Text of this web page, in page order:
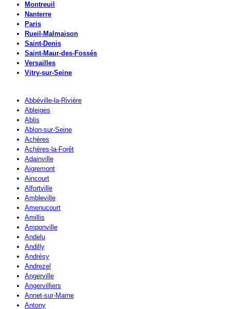
Montreuil
Nanterre
Paris
Rueil-Malmaison
Saint-Denis
Saint-Maur-des-Fossés
Versailles
Vitry-sur-Seine
Abbéville-la-Rivière
Ableiges
Ablis
Ablon-sur-Seine
Achères
Achères-la-Forêt
Adainville
Aigremont
Aincourt
Alfortville
Ambleville
Amenucourt
Amillis
Amponville
Andelu
Andilly
Andrésy
Andrezel
Angerville
Angervilliers
Annet-sur-Marne
Antony